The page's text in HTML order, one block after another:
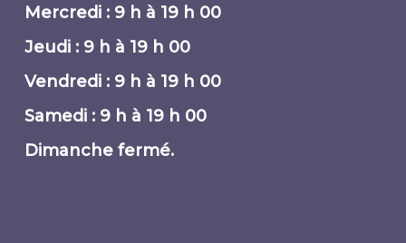
Mercredi : 9 h à 19 h 00
Jeudi : 9 h à 19 h 00
Vendredi : 9 h à 19 h 00
Samedi : 9 h à 19 h 00
Dimanche fermé.